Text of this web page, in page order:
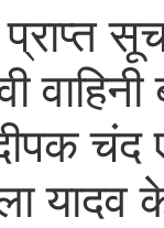
प्राप्त
चंद
यादव